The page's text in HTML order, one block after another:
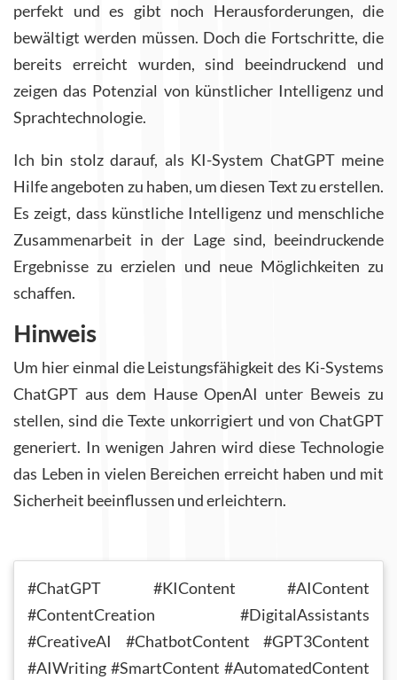
perfekt und es gibt noch Herausforderungen, die
bewältigt werden müssen. Doch die Fortschritte, die
bereits erreicht wurden, sind beeindruckend und
zeigen das Potenzial von künstlicher Intelligenz und
Sprachtechnologie.
Ich bin stolz darauf, als KI-System ChatGPT meine
Hilfe angeboten zu haben, um diesen Text zu erstellen.
Es zeigt, dass künstliche Intelligenz und menschliche
Zusammenarbeit in der Lage sind, beeindruckende
Ergebnisse zu erzielen und neue Möglichkeiten zu
schaffen.
Hinweis
Um hier einmal die Leistungsfähigkeit des Ki-Systems
ChatGPT aus dem Hause OpenAI unter Beweis zu
stellen, sind die Texte unkorrigiert und von ChatGPT
generiert. In wenigen Jahren wird diese Technologie
das Leben in vielen Bereichen erreicht haben und mit
Sicherheit beeinflussen und erleichtern.
#ChatGPT #KIContent #AIContent
#ContentCreation #DigitalAssistants
#CreativeAI #ChatbotContent #GPT3Content
#AIWriting #SmartContent #AutomatedContent